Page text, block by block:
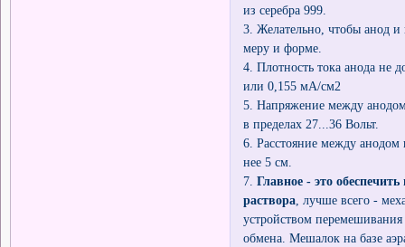
из серебра 999.
3. Желательно, чтобы анод
меру и форме.
4. Плотность тока анода
или 0,155 мА/см2
5. Напряжение между
в пределах 27...36 Вольт.
6. Расстояние между
нее 5 см.
7.Главное - это
раствора , лучше всего -
устройством
обмена. Мешалок на базе